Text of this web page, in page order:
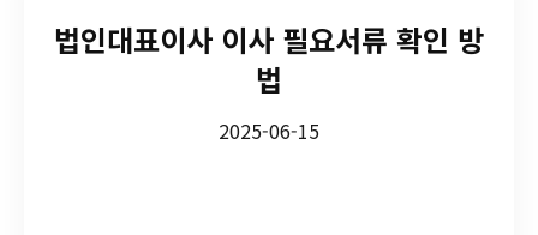
법인대표이사 이사 필요서류 확인 방
법
2025-06-15